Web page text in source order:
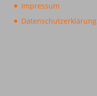
Impressum
Datenschutzerklärung